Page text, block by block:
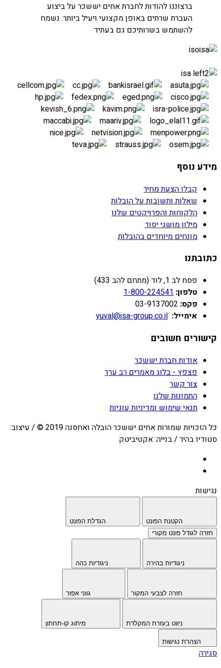
חברת נטויז'ן
העברת חדרי שרתים
ברצוננו להודות לחברת אחים יששכר על ביצוע
העברת שרתים באופן מקצועי ויעיל ביותר. נשמח
להשתמש בשרותיכם גם בעתיד
מידע נוסף
קבלו הצעת מחיר
שאלות ותשובות על הובלות
הלקוחות והפרויקטים שלנו
מילון מושגי יסוד
מונחים מיוחדים בהובלות
כתובתנו
פסח לב 1, לוד (מתחם להב 433)
טלפון: 1-800-224541
פקס: 03-9137002
אימייל: yuval@isa-group.co.il
קישורים חשובים
אודות חברת יששכר
פצפץ - בלוג מאמרים רב ערך
צור קשר
התמונות שלנו
תנאי שימוש ומדיניות עוגיות
כל הזכויות שמורות אחים יששכר הובלה ואחסנה 2019 © / עיצוב:
סטודיו בהיר / בנייה: אקטיביטק
נגישות
הקטנת הפונט
הגדלת הפונט
חזרה לגודל פונט מקורי
ניגודיות בהירה ניגודיות כהה
חזרה לצבעי המקור גווני אפור
ניווט בעזרת המקלדת מיתוג קו-תחתון
סגירה